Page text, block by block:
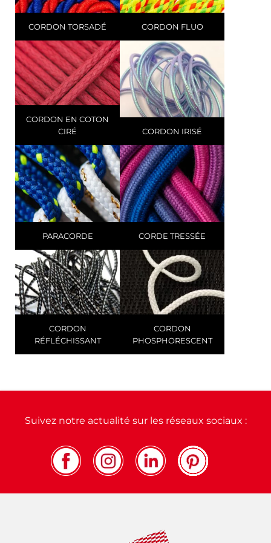
CORDON TORSADÉ CORDON FLUO
CORDON EN COTON
CIRÉ
CORDON IRISÉ
PARACORDE CORDE TRESSÉE
CORDON
RÉFLÉCHISSANT
CORDON
PHOSPHORESCENT
Suivez notre actualité sur les réseaux sociaux :